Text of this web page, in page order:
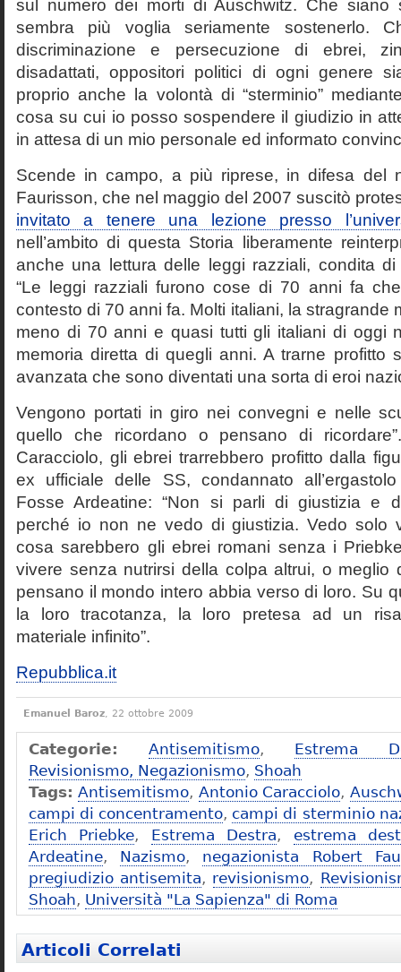
sul numero dei morti di Auschwitz. Che siano
sembra più voglia seriamente sostenerlo.
discriminazione e persecuzione di ebrei,
disadattati, oppositori politici di ogni genere
proprio anche la volontà di “sterminio”
cosa su cui io posso sospendere il giudizio in
in attesa di un mio personale ed informato
Scende in campo, a più riprese, in difesa del
Faurisson, che nel maggio del 2007 suscitò
invitato a tenere una lezione presso
nell’ambito di questa Storia liberamente
anche una lettura delle leggi razziali, condita di
“Le leggi razziali furono cose di 70 anni fa
contesto di 70 anni fa. Molti italiani, la stragrande
meno di 70 anni e quasi tutti gli italiani di oggi
memoria diretta di quegli anni. A trarne profitto
avanzata che sono diventati una sorta di eroi
Vengono portati in giro nei convegni e nelle
quello che ricordano o pensano di
Caracciolo, gli ebrei trarrebbero profitto dalla
ex ufficiale delle SS, condannato
Fosse Ardeatine: “Non si parli di giustizia e
perché io non ne vedo di giustizia. Vedo solo
cosa sarebbero gli ebrei romani senza i
vivere senza nutrirsi della colpa altrui, o meglio
pensano il mondo intero abbia verso di loro. Su
la loro tracotanza, la loro pretesa ad un
materiale infinito”.
Repubblica.it
Emanuel Baroz, 22 ottobre 2009
Categorie: Antisemitismo, Estrema
Revisionismo, Negazionismo, Shoah
Tags: Antisemitismo, Antonio Caracciolo,
campi di concentramento, campi di sterminio
Erich Priebke, Estrema Destra, estrema
Ardeatine, Nazismo, negazionista Robert
pregiudizio antisemita, revisionismo,
Shoah, Università "La Sapienza" di Roma
Articoli Correlati